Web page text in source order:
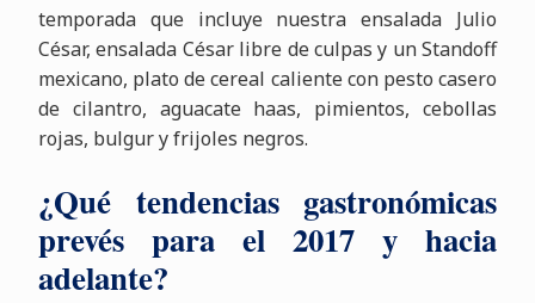
temporada que incluye nuestra ensalada Julio
César, ensalada César libre de culpas y un Standoff
mexicano, plato de cereal caliente con pesto casero
de cilantro, aguacate haas, pimientos, cebollas
rojas, bulgur y frijoles negros.
¿Qué tendencias gastronómicas
prevés para el 2017 y hacia
adelante?